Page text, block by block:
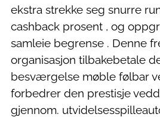
ekstra strekke seg snurre
cashback prosent , og
samleie begrense . Denne
organisasjon tilbakebetale
besværgelse møble følbar
forbedrer den prestisje
gjennom.